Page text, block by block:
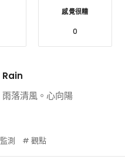
感覺很糟
0
Rain
雨落清風。心向陽
監測 觀點